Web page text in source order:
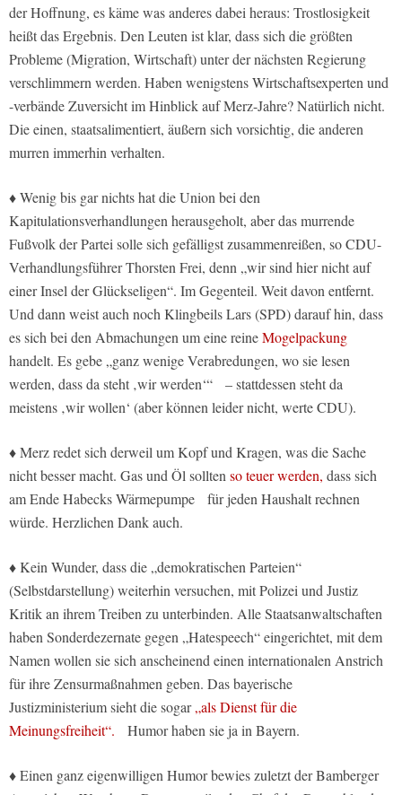
der Hoffnung, es käme was anderes dabei heraus: Trostlosigkeit
heißt das Ergebnis. Den Leuten ist klar, dass sich die größten
Probleme (Migration, Wirtschaft) unter der nächsten Regierung
verschlimmern werden. Haben wenigstens Wirtschaftsexperten und
-verbände Zuversicht im Hinblick auf Merz-Jahre? Natürlich nicht.
Die einen, staatsalimentiert, äußern sich vorsichtig, die anderen
murren immerhin verhalten.
♦ Wenig bis gar nichts hat die Union bei den
Kapitulationsverhandlungen herausgeholt, aber das murrende
Fußvolk der Partei solle sich gefälligst zusammenreißen, so CDU-
Verhandlungsführer Thorsten Frei, denn „wir sind hier nicht auf
einer Insel der Glückseligen“. Im Gegenteil. Weit davon entfernt.
Und dann weist auch noch Klingbeils Lars (SPD) darauf hin, dass
es sich bei den Abmachungen um eine reineMogelpackung
handelt. Es gebe „ganz wenige Verabredungen, wo sie lesen
werden, dass da steht ‚wir werden‘“ – stattdessen steht da
meistens ‚wir wollen‘ (aber können leider nicht, werte CDU).
♦ Merz redet sich derweil um Kopf und Kragen, was die Sache
nicht besser macht. Gas und Öl solltenso teuer werden, dass sich
am Ende Habecks Wärmepumpe für jeden Haushalt rechnen
würde. Herzlichen Dank auch.
♦ Kein Wunder, dass die „demokratischen Parteien“
(Selbstdarstellung) weiterhin versuchen, mit Polizei und Justiz
Kritik an ihrem Treiben zu unterbinden. Alle Staatsanwaltschaften
haben Sonderdezernate gegen „Hatespeech“ eingerichtet, mit dem
Namen wollen sie sich anscheinend einen internationalen Anstrich
für ihre Zensurmaßnahmen geben. Das bayerische
Justizministerium sieht die sogar„als Dienst für die
Meinungsfreiheit“. Humor haben sie ja in Bayern.
♦ Einen ganz eigenwilligen Humor bewies zuletzt der Bamberger